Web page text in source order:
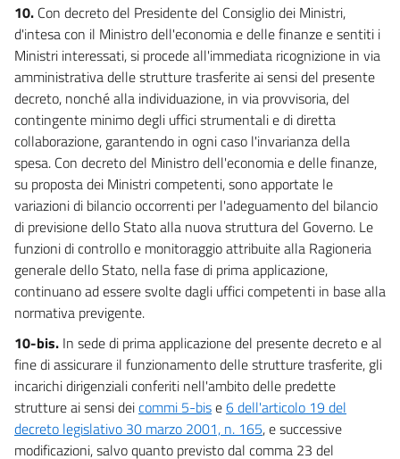
10. Con decreto del Presidente del Consiglio dei Ministri,
d'intesa con il Ministro dell'economia e delle finanze e sentiti i
Ministri interessati, si procede all'immediata ricognizione in via
amministrativa delle strutture trasferite ai sensi del presente
decreto, nonché alla individuazione, in via provvisoria, del
contingente minimo degli uffici strumentali e di diretta
collaborazione, garantendo in ogni caso l'invarianza della
spesa. Con decreto del Ministro dell'economia e delle finanze,
su proposta dei Ministri competenti, sono apportate le
variazioni di bilancio occorrenti per l'adeguamento del bilancio
di previsione dello Stato alla nuova struttura del Governo. Le
funzioni di controllo e monitoraggio attribuite alla Ragioneria
generale dello Stato, nella fase di prima applicazione,
continuano ad essere svolte dagli uffici competenti in base alla
normativa previgente.
10-bis. In sede di prima applicazione del presente decreto e al
fine di assicurare il funzionamento delle strutture trasferite, gli
incarichi dirigenziali conferiti nell'ambito delle predette
strutture ai sensi deicommi 5-bise6 dell'articolo 19 del
decreto legislativo 30 marzo 2001, n. 165, e successive
modificazioni, salvo quanto previsto dal comma 23 del